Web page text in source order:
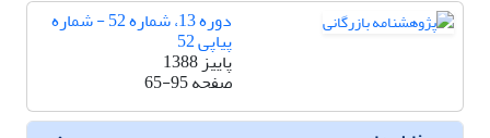
دوره 13، شماره 52 - شماره
پیاپی 52
پاییز 1388
صفحه65-95